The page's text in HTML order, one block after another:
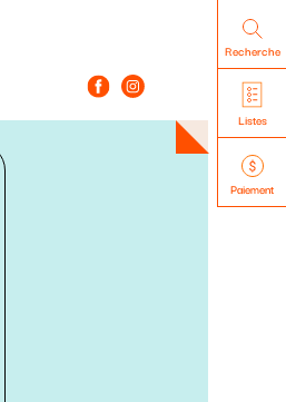
Recherche
Listes
Paiement